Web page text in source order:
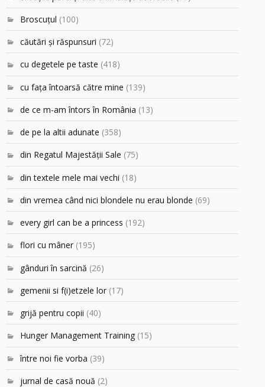
Broscuțul (100)
căutări şi răspunsuri (72)
cu degetele pe taste (418)
cu faţa întoarsă către mine (139)
de ce m-am întors în România (13)
de pe la altii adunate (358)
din Regatul Majestăţii Sale (75)
din textele mele mai vechi (18)
din vremea când nici blondele nu erau blonde (69)
every girl can be a princess (192)
flori cu mâner (195)
gânduri în sarcină (26)
gemenii si f(i)etzele lor (17)
grijă pentru copii (40)
Hunger Management Training (15)
între noi fie vorba (39)
jurnal de casă nouă (2)